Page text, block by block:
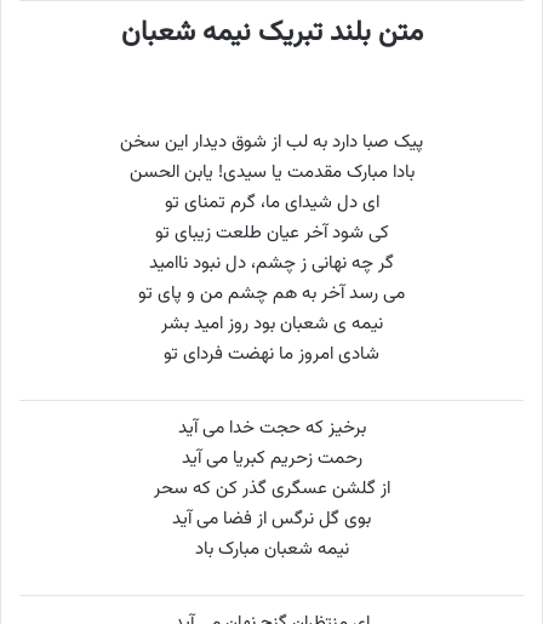
متن بلند تبریک نیمه شعبان
پیک صبا دارد به لب از شوق دیدار این سخن
بادا مبارک مقدمت یا سیدی! یابن الحسن
ای دل شیدای ما، گرم تمنای تو
کی شود آخر عیان طلعت زیبای تو
گر چه نهانی ز چشم، دل نبود ناامید
می رسد آخر به هم چشم من و پای تو
نیمه ی شعبان بود روز امید بشر
شادی امروز ما نهضت فردای تو
برخیز که حجت خدا می آید
رحمت زحریم کبریا می آید
از گلشن عسگری گذر کن که سحر
بوی گل نرگس از فضا می آید
نیمه شعبان مبارک باد